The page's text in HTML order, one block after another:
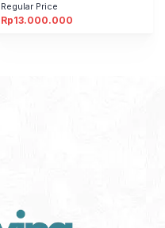
Regular Price
Rp13.000.000